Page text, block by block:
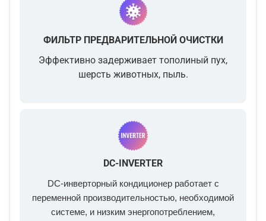
ФИЛЬТР ПРЕДВАРИТЕЛЬНОЙ ОЧИСТКИ
Эффективно задерживает тополиный пух,
шерсть животных, пыль.
DC-INVERTER
DC-инверторный кондиционер работает с
переменной производительностью, необходимой
системе, и низким энергопотреблением,